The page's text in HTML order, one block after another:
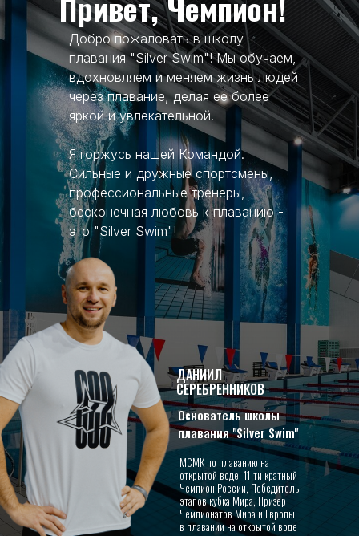
МСМК по плаванию на
открытой воде, 11-ти кратный
Чемпион России, Победитель
этапов кубка Мира, Призер
Чемпионатов Мира и Европы
в плавании на открытой воде
Добро пожаловать в школу
плавания "Silver Swim"! Мы обучаем,
вдохновляем и меняем жизнь людей
через плавание, делая ее более
яркой и увлекательной.
Я горжусь нашей Командой.
Сильные и дружные спортсмены,
профессиональные тренеры,
бесконечная любовь к плаванию -
это "Silver Swim"!
ДАНИИЛ
СЕРЕБРЕННИКОВ
Основатель школы
плавания "Silver Swim"